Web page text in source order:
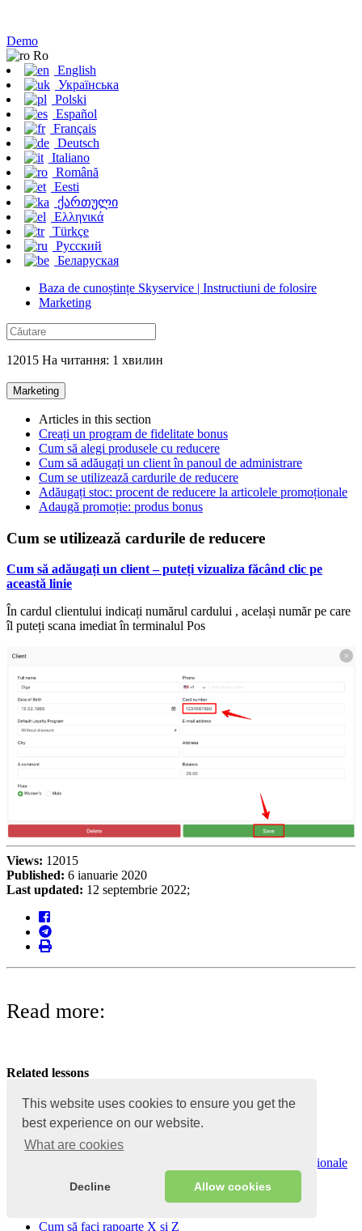
This website uses cookies to ensure you get the
best experience on our website.
What are cookies
Decline Allow cookies
Demo
Ro
English
Українська
Polski
Español
Français
Deutsch
Italiano
Română
Eesti
ქართული
Ελληνικά
Türkçe
Русский
Беларуская
Baza de cunoștințe Skyservice | Instructiuni de folosire
Marketing
12015 На читання: 1 хвилин
Marketing
Articles in this section
Creați un program de fidelitate bonus
Cum să alegi produsele cu reducere
Cum să adăugați un client în panoul de administrare
Cum se utilizează cardurile de reducere
Adăugați stoc: procent de reducere la articolele promoționale
Adaugă promoție: produs bonus
Cum se utilizează cardurile de reducere
Cum să adăugați un client – puteți vizualiza făcând clic pe
această linie
În cardul clientului indicați numărul cardului , același număr pe care
îl puteți scana imediat în terminalul Pos
Views: 12015
Published: 6 ianuarie 2020
Last updated: 12 septembrie 2022;
Read more:
Related lessons
Creați un program de fidelitate bonus
Cum să alegi produsele cu reducere
Cum să adăugați un client în panoul de administrare
Cum se utilizează cardurile de reducere
Adăugați stoc: procent de reducere la articolele promoționale
Popular Lessons
Cum să faci rapoarte X și Z